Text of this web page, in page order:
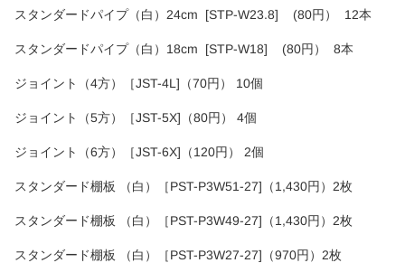
スタンダードパイプ（白）24cm [STP-W23.8] (80円） 12本
スタンダードパイプ（白）18cm [STP-W18] (80円） 8本
ジョイント（4方）［JST-4L]（70円） 10個
ジョイント（5方）［JST-5X]（80円） 4個
ジョイント（6方）［JST-6X]（120円） 2個
スタンダード棚板 （白）［PST-P3W51-27]（1,430円）2枚
スタンダード棚板 （白）［PST-P3W49-27]（1,430円）2枚
スタンダード棚板 （白）［PST-P3W27-27]（970円）2枚